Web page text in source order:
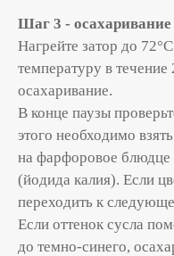
Шаг 3 - осахаривание
Нагрейте затор до
температуру в
осахаривание.
В конце паузы
этого необходимо
на фарфоровое блюдце
(йодида калия). Если
переходить к
Если оттенок сусла
до темно-синего,